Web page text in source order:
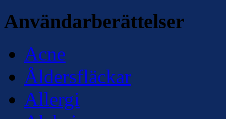
Användarberättelser
Acne
Åldersfläckar
Allergi